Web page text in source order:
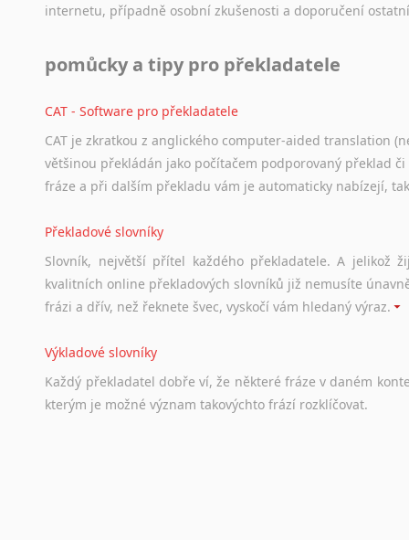
internetu, případně osobní zkušenosti a doporučení
pomůcky a tipy pro překladatele
CAT - Software pro překladatele
CAT je zkratkou z anglického computer-aided translation
většinou překládán jako počítačem podporovaný překlad
fráze a při dalším překladu vám je automaticky nabízejí,
Překladové slovníky
Slovník, největší přítel každého překladatele. A jelikož
kvalitních online překladových slovníků již nemusíte
frázi a dřív, než řeknete švec, vyskočí vám hledaný výraz.
Výkladové slovníky
Každý překladatel dobře ví, že některé fráze v daném
kterým je možné význam takovýchto frází rozklíčovat.